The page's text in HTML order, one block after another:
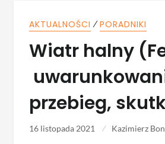
AKTUALNOŚCI ⁄PORADNIKI
Wiatr halny
przebieg,
16 listopada 2021 Kazimierz